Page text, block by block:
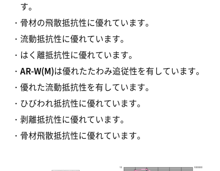
す。
骨材の飛散抵抗性に優れています。
流動抵抗性に優れています。
はく離抵抗性に優れています。
AR-W(M)は優れたたわみ追従性を有しています。
優れた流動抵抗性を有しています。
ひびわれ抵抗性に優れています。
剥離抵抗性に優れています。
骨材飛散抵抗性に優れています。